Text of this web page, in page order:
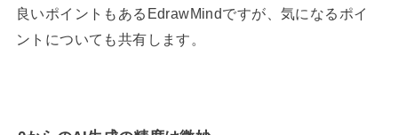
良いポイントもあるEdrawMindですが、気になるポイ
ントについても共有します。